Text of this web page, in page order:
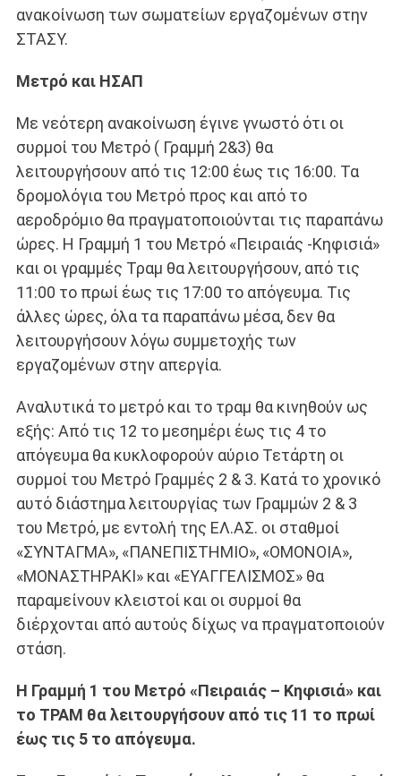
ανακοίνωση των σωματείων εργαζομένων στην
ΣΤΑΣΥ.
Μετρό και ΗΣΑΠ
Με νεότερη ανακοίνωση έγινε γνωστό ότι οι
συρμοί του Μετρό ( Γραμμή 2&3) θα
λειτουργήσουν από τις 12:00 έως τις 16:00. Τα
δρομολόγια του Μετρό προς και από το
αεροδρόμιο θα πραγματοποιούνται τις παραπάνω
ώρες. Η Γραμμή 1 του Μετρό «Πειραιάς -Κηφισιά»
και οι γραμμές Τραμ θα λειτουργήσουν, από τις
11:00 το πρωί έως τις 17:00 το απόγευμα. Τις
άλλες ώρες, όλα τα παραπάνω μέσα, δεν θα
λειτουργήσουν λόγω συμμετοχής των
εργαζομένων στην απεργία.
Αναλυτικά το μετρό και το τραμ θα κινηθούν ως
εξής: Από τις 12 το μεσημέρι έως τις 4 το
απόγευμα θα κυκλοφορούν αύριο Τετάρτη οι
συρμοί του Μετρό Γραμμές 2 & 3. Κατά το χρονικό
αυτό διάστημα λειτουργίας των Γραμμών 2 & 3
του Μετρό, με εντολή της ΕΛ.ΑΣ. οι σταθμοί
«ΣΥΝΤΑΓΜΑ», «ΠΑΝΕΠΙΣΤΗΜΙΟ», «ΟΜΟΝΟΙΑ»,
«ΜΟΝΑΣΤΗΡΑΚΙ» και «ΕΥΑΓΓΕΛΙΣΜΟΣ» θα
παραμείνουν κλειστοί και οι συρμοί θα
διέρχονται από αυτούς δίχως να πραγματοποιούν
στάση.
Η Γραμμή 1 του Μετρό «Πειραιάς – Κηφισιά» και
το ΤΡΑΜ θα λειτουργήσουν από τις 11 το πρωί
έως τις 5 το απόγευμα.